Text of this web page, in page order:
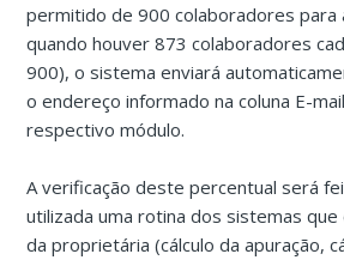
permitido de 900 colaboradores para
quando houver 873 colaboradores
900), o sistema enviará
o endereço informado na coluna E-
respectivo módulo.
A verificação deste percentual será
utilizada uma rotina dos sistemas que
da proprietária (cálculo da apuração,